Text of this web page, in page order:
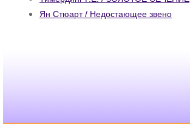
Ян Стюарт / Недостающее звено